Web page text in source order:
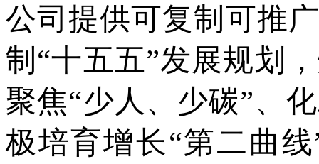
公司提供可复制可推
制“十五五”发展规划
聚焦“少人、少碳”、
极培育增长“第二曲